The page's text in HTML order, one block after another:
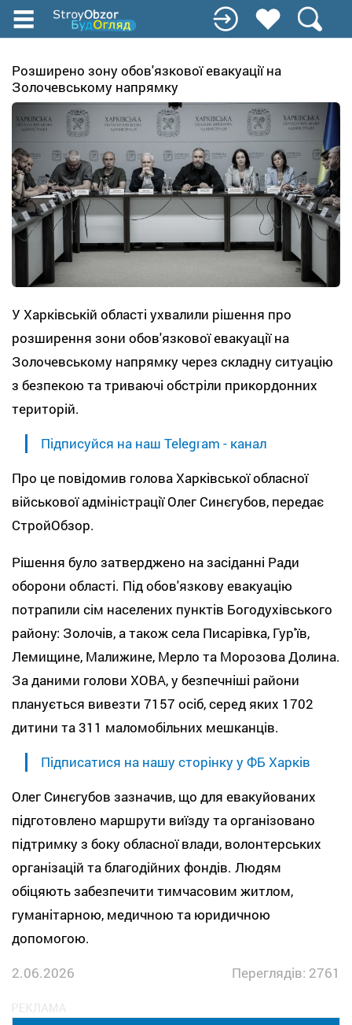
Перейти
до
вмісту
Розширено зону обов'язкової евакуації на
Золочевському напрямку
У Харківській області ухвалили рішення про
розширення зони обов'язкової евакуації на
Золочевському напрямку через складну ситуацію
з безпекою та триваючі обстріли прикордонних
територій.
Підписуйся на наш Telegram - канал
Про це повідомив голова Харківської обласної
військової адміністрації Олег Синєгубов, передає
СтройОбзор.
Рішення було затверджено на засіданні Ради
оборони області. Під обов'язкову евакуацію
потрапили сім населених пунктів Богодухівського
району: Золочів, а також села Писарівка, Гур'їв,
Лемищине, Малижине, Мерло та Морозова Долина.
За даними голови ХОВА, у безпечніші райони
планується вивезти 7157 осіб, серед яких 1702
дитини та 311 маломобільних мешканців.
Підписатися на нашу сторінку у ФБ Харків
Олег Синєгубов зазначив, що для евакуйованих
підготовлено маршрути виїзду та організовано
підтримку з боку обласної влади, волонтерських
організацій та благодійних фондів. Людям
обіцяють забезпечити тимчасовим житлом,
гуманітарною, медичною та юридичною
допомогою.
2.06.2026
Переглядів: 2761